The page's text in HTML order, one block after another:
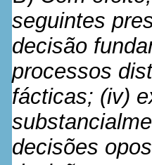
seguintes
decisão
processos
fácticas; (iv)
decisões